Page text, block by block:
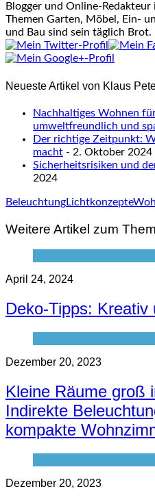
Blogger und Online-Redakteur
Themen Garten, Möbel, Ein-
und Bau sind sein täglich Brot.
Neueste Artikel von Klaus
Nachhaltiges Wohnen
umweltfreundlich und
Der richtige Zeitpunkt:
macht - 2. Oktober 2024
Sicherheitsrisiken und
2024
BeleuchtungLichtkonzepte
Weitere Artikel zum
April 24, 2024
Deko-Tipps: Kreativ
Dezember 20, 2023
Kleine Räume groß
Indirekte
kompakte
Dezember 20, 2023